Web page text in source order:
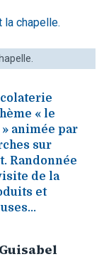
« le
animée par
sur
Randonnée
de la
et